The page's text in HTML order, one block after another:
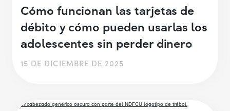
Cómo funcionan las tarjetas de
débito y cómo pueden usarlas los
adolescentes sin perder dinero
15 DE DICIEMBRE DE 2025